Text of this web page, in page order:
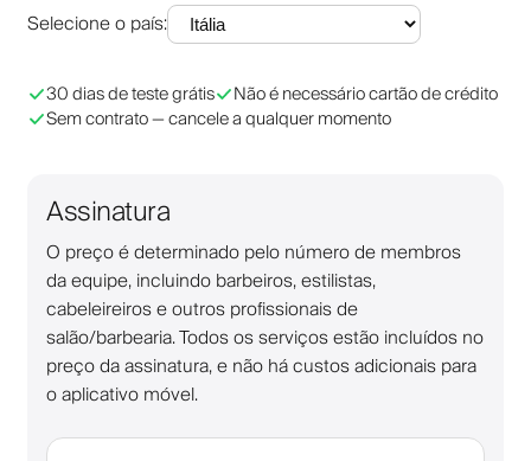
Selecione o país:
30 dias de teste grátis
Não é necessário cartão de crédito
Sem contrato — cancele a qualquer momento
Assinatura
O preço é determinado pelo número de membros
da equipe, incluindo barbeiros, estilistas,
cabeleireiros e outros profissionais de
salão/barbearia. Todos os serviços estão incluídos no
preço da assinatura, e não há custos adicionais para
o aplicativo móvel.